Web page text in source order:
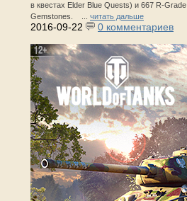
в квестах Elder Blue Quests) и 667 R-Grade
Gemstones. ... читать дальше
2016-09-22 0 комментариев